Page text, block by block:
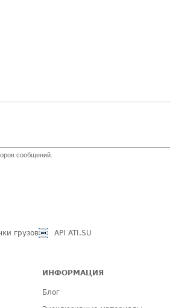
сообщений.
грузов API ATI.SU
ИНФОРМАЦИЯ
Блог